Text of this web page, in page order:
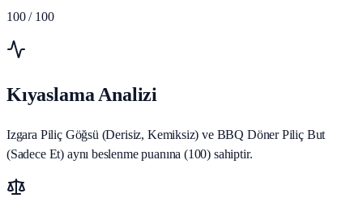
100 / 100
Kıyaslama Analizi
Izgara Piliç Göğsü (Derisiz, Kemiksiz) ve BBQ Döner Piliç But
(Sadece Et) aynı beslenme puanına (100) sahiptir.